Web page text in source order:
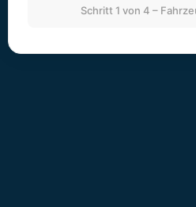
Schritt 1 von 4 –